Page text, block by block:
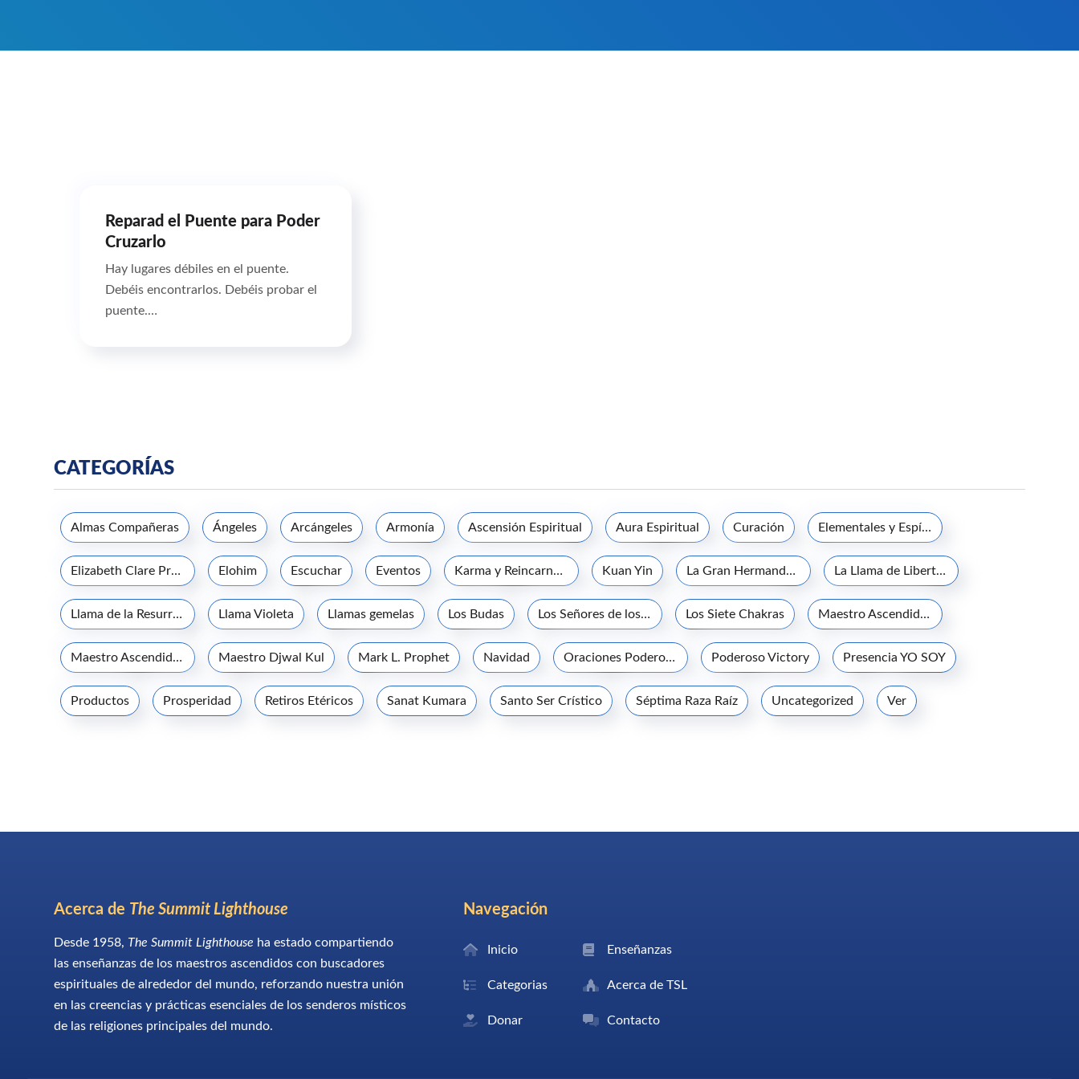
Reparad el Puente para Poder
Cruzarlo
Hay lugares débiles en el puente.
Debéis encontrarlos. Debéis probar el
puente.…
CATEGORÍAS
Almas Compañeras Ángeles Arcángeles Armonía Ascensión Espiritual Aura Espiritual Curación Elementales y Espíritus de la naturaleza
Elizabeth Clare Prophet Elohim Escuchar Eventos Karma y Reincarnación Kuan Yin La Gran Hermandad Blanca La Llama de Libertad
Llama de la Resurrección Llama Violeta Llamas gemelas Los Budas Los Señores de los Siete Rayos Los Siete Chakras Maestro Ascendido Jesucristo
Maestro Ascendido Kuthumi Maestro Djwal Kul Mark L. Prophet Navidad Oraciones Poderosas Poderoso Victory Presencia YO SOY
Productos Prosperidad Retiros Etéricos Sanat Kumara Santo Ser Crístico Séptima Raza Raíz Uncategorized Ver
Acerca de The Summit Lighthouse
Desde 1958, The Summit Lighthouse ha estado compartiendo
las enseñanzas de los maestros ascendidos con buscadores
espirituales de alrededor del mundo, reforzando nuestra unión
en las creencias y prácticas esenciales de los senderos místicos
de las religiones principales del mundo.
Navegación
Inicio Enseñanzas
Categorias Acerca de TSL
Donar Contacto